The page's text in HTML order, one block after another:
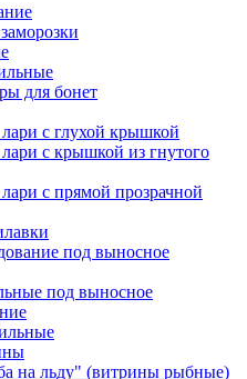
для бонет
с глухой крышкой
с крышкой из гнутого
с прямой прозрачной
под выносное
под выносное
на льду" (витрины рыбные)